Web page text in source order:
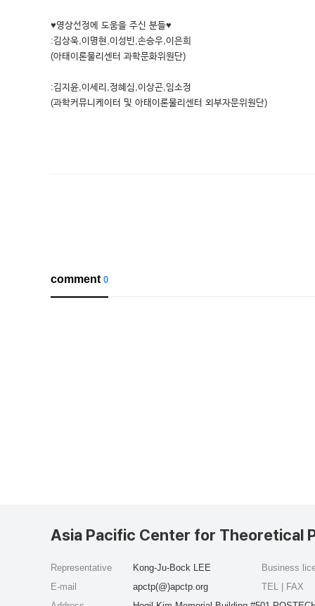
♥영상선정에 도움을 주신 분들♥
:김상욱,이명현,이성빈,손승우,이은희
(아태이론물리센터 과학문화위원단)
:김지윤,이세리,정혜심,이상곤,임소정
(과학커뮤니케이터 및 아태이론물리센터 외부자문위원단)
comment0
Asia Pacific Center for Theoretical
Representative
Kong-Ju-Bock LEE
E-mail
apctp(@)apctp.org
Business
TEL | FAX